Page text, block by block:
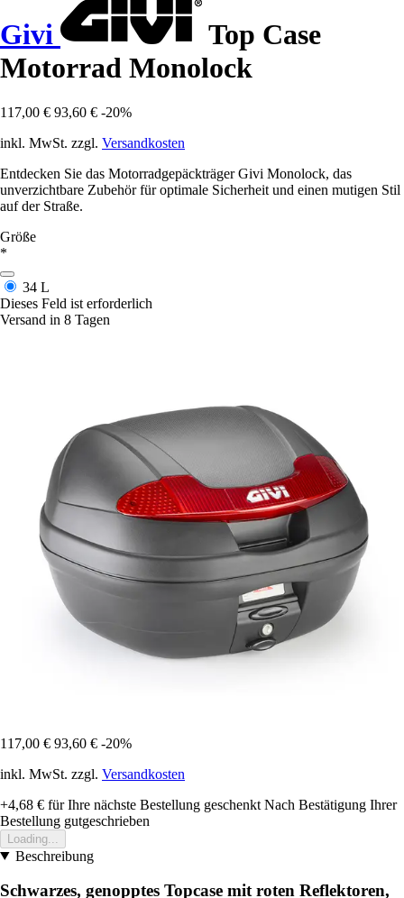
Givi
Top Case
Motorrad Monolock
117,00 € 93,60 € -20%
inkl. MwSt. zzgl. Versandkosten
Entdecken Sie das Motorradgepäckträger Givi Monolock, das
unverzichtbare Zubehör für optimale Sicherheit und einen mutigen Stil
auf der Straße.
Größe
*
34 L
Dieses Feld ist erforderlich
Versand in 8 Tagen
117,00 € 93,60 € -20%
inkl. MwSt. zzgl. Versandkosten
+4,68 € für Ihre nächste Bestellung geschenkt Nach Bestätigung Ihrer
Bestellung gutgeschrieben
Loading...
Beschreibung
Schwarzes, genopptes Topcase mit roten Reflektoren,